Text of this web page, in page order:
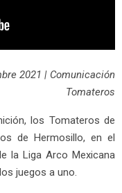
2021 | Comunicación
Tomateros
los Tomateros de
de Hermosillo, en el
la Liga Arco Mexicana
juegos a uno.